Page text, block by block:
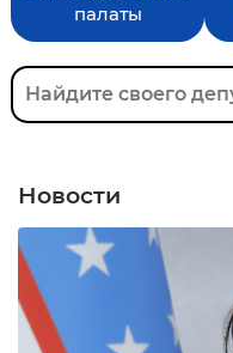
палаты
Новости